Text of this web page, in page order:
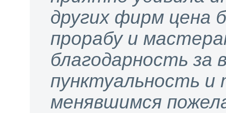
других фирм цена
прорабу и
благодарность за
пунктуальность
менявшимся